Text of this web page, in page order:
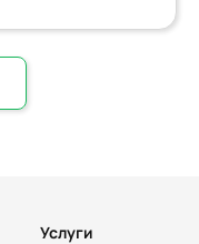
Услуги